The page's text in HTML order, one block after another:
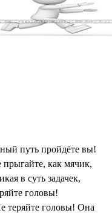
путь пройдёте вы!
как мячик,
в суть задачек,
головы!
головы! Она